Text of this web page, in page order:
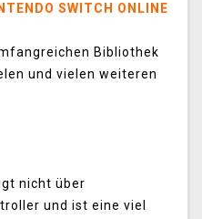
SWITCH ONLINE
Bibliothek
und vielen weiteren
nicht über
und ist eine viel